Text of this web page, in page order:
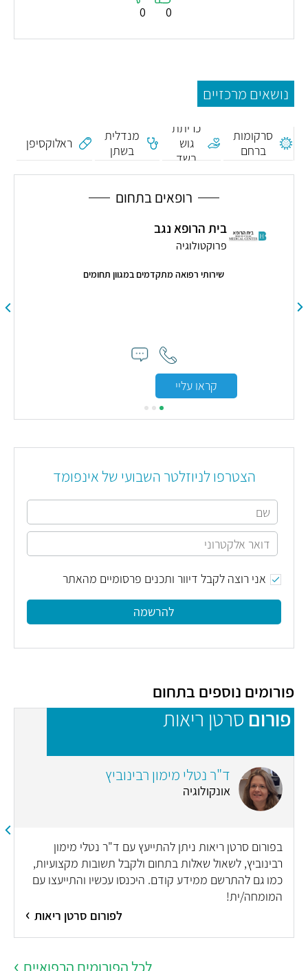
0
0
נושאים מרכזיים
סרקומות
ברחם
כריתת
גוש
בשד
מנדלית
בשתן
ב-24
ראלוקסיפן
רופאים בתחום
בית הרופא נגב
פרוקטולוגיה
שירותי רפואה מתקדמים במגוון תחומים
קראו עליי
הצטרפו לניוזלטר השבועי של אינפומד
אני רוצה לקבל דיוור ותכנים פרסומיים מהאתר
להרשמה
פורומים נוספים בתחום
פורום סרטן ריאות
ד"ר נטלי מימון רבינוביץ
אונקולוגיה
בפורום סרטן ריאות ניתן להתייעץ עם ד"ר נטלי מימון
רבינוביץ, לשאול שאלות בתחום ולקבל תשובות מקצועיות,
כמו גם להתרשם ממידע קודם. היכנסו עכשיו והתייעצו עם
המומחה/ית!
לפורום סרטן ריאות
לכל הפורומים הרפואיים